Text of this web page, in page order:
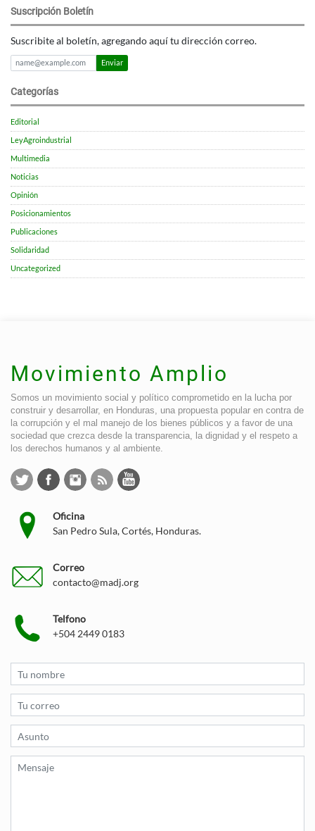
Suscripción Boletín
Suscribite al boletín, agregando aquí tu dirección correo.
Enviar
Categorías
Editorial
LeyAgroindustrial
Multimedia
Noticias
Opinión
Posicionamientos
Publicaciones
Solidaridad
Uncategorized
Movimiento Amplio
Somos un movimiento social y político comprometido en la lucha por
construir y desarrollar, en Honduras, una propuesta popular en contra de
la corrupción y el mal manejo de los bienes públicos y a favor de una
sociedad que crezca desde la transparencia, la dignidad y el respeto a
los derechos humanos y al ambiente.
Oficina
San Pedro Sula, Cortés, Honduras.
Correo
contacto@madj.org
Telfono
+504 2449 0183